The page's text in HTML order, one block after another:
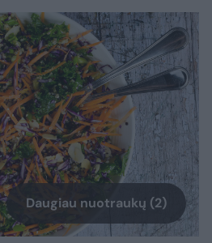
Daugiau nuotraukų (2)